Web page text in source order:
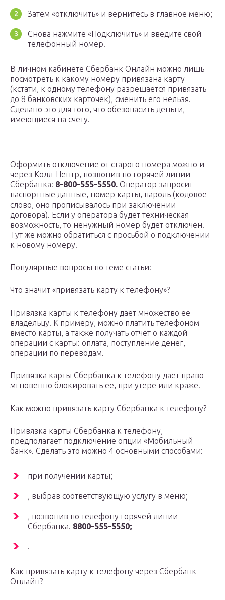
Затем «отключить» и вернитесь в главное меню;
Снова нажмите «Подключить» и введите свой
телефонный номер.
В личном кабинете Сбербанк Онлайн можно лишь
посмотреть к какому номеру привязана карту
(кстати, к одному телефону разрешается привязать
до 8 банковских карточек), сменить его нельзя.
Сделано это для того, что обезопасить деньги,
имеющиеся на счету.
Оформить отключение от старого номера можно и
через Колл-Центр, позвонив по горячей линии
Сбербанка: 8-800-555-5550. Оператор запросит
паспортные данные, номер карты, пароль (кодовое
слово, оно прописывалось при заключении
договора). Если у оператора будет техническая
возможность, то ненужный номер будет отключен.
Тут же можно обратиться с просьбой о подключении
к новому номеру.
Популярные вопросы по теме статьи:
Что значит «привязать карту к телефону»?
Привязка карты к телефону дает множество ее
владельцу. К примеру, можно платить телефоном
вместо карты, а также получать отчет о каждой
операции с карты: оплата, поступление денег,
операции по переводам.
Привязка карты Сбербанка к телефону дает право
мгновенно блокировать ее, при утере или краже.
Как можно привязать карту Сбербанка к телефону?
Привязка карты Сбербанка к телефону,
предполагает подключение опции «Мобильный
банк». Сделать это можно 4 основными способами:
при получении карты;
, выбрав соответствующую услугу в меню;
, позвонив по телефону горячей линии
Сбербанка. 8800-555-5550;
.
Как привязать карту к телефону через Сбербанк
Онлайн?